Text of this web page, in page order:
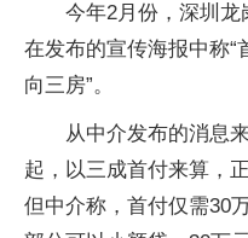
今年2月份，深圳
在发布的宣传海报中称“
向三房”。
从中介发布的消息
起，以三成首付来算，
但中介称，首付仅需30